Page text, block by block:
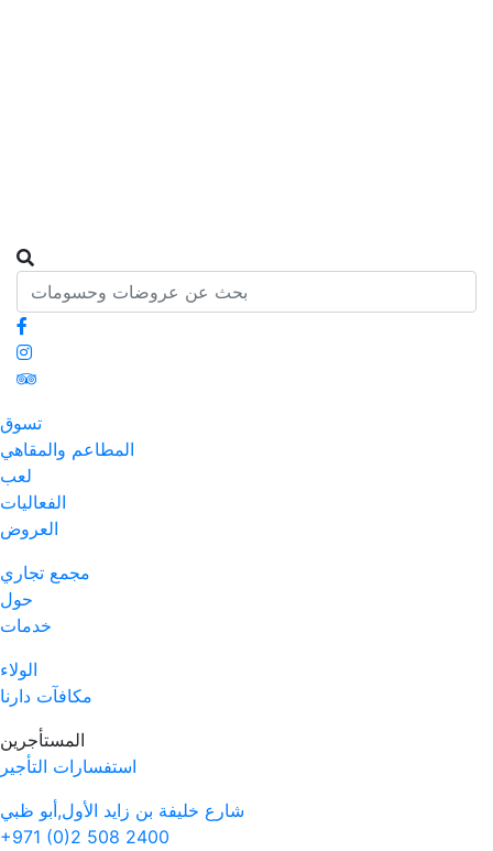
تسوق
المطاعم والمقاهي
لعب
الفعاليات
العروض
مجمع تجاري
حول
خدمات
الولاء
مكافآت دارنا
المستأجرين
استفسارات التأجير
شارع خليفة بن زايد الأول,أبو ظبي
+971 (0)2 508 2400